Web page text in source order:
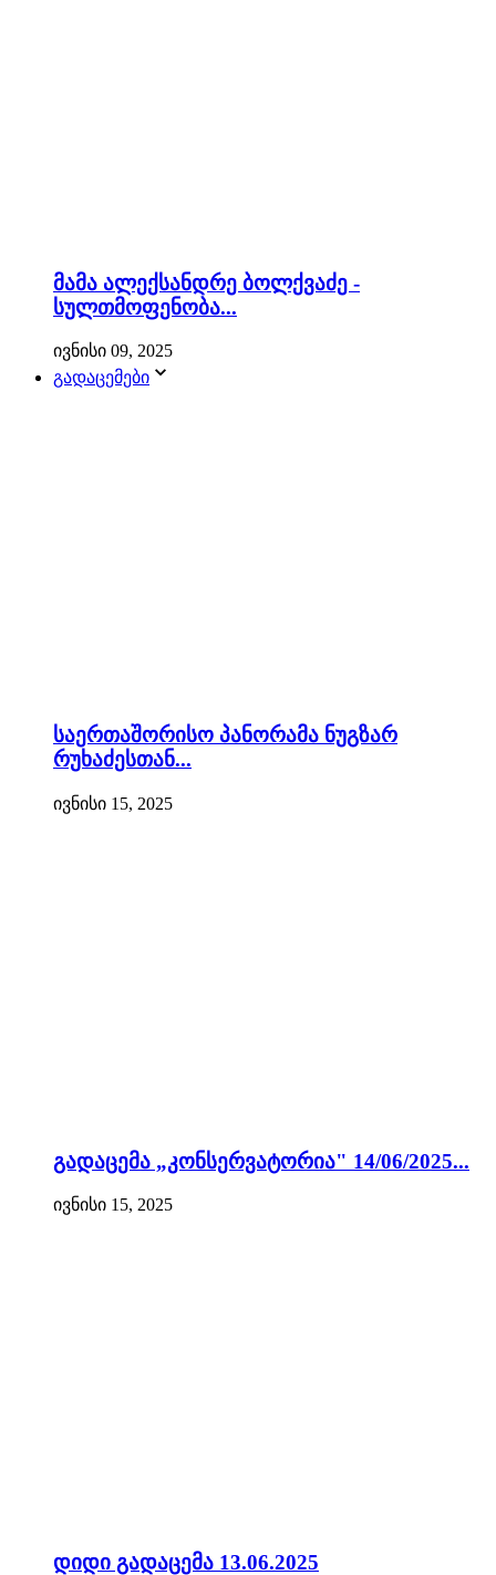
მამა ალექსანდრე ბოლქვაძე -
სულთმოფენობა...
ივნისი 09, 2025
გადაცემები
საერთაშორისო პანორამა ნუგზარ
რუხაძესთან...
ივნისი 15, 2025
გადაცემა „კონსერვატორია" 14/06/2025...
ივნისი 15, 2025
დიდი გადაცემა 13.06.2025